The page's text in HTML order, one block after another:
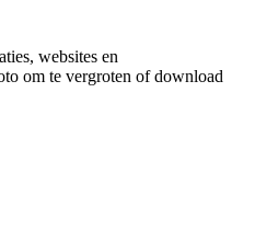
websites en
om te vergroten of download